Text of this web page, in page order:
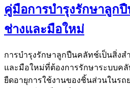
คู่มือการบำรุงรักษาลูก
ช่างและมือใหม่
การบำรุงรักษาลูกปืนคลัทช์เป็นสิ่งส
และมือใหม่ที่ต้องการรักษาระบบค
ยืดอายุการใช้งานของชิ้นส่วนในร